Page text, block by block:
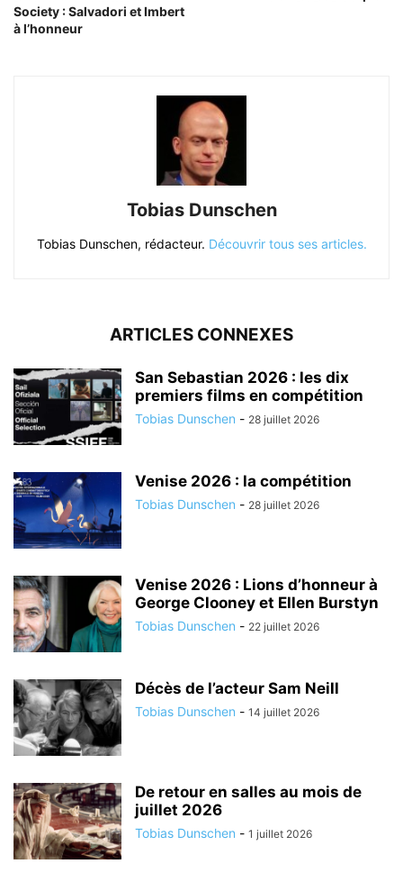
Society : Salvadori et Imbert
à l’honneur
Tobias Dunschen
Tobias Dunschen, rédacteur. Découvrir tous ses articles.
ARTICLES CONNEXES
San Sebastian 2026 : les dix
premiers films en compétition
Tobias Dunschen - 28 juillet 2026
Venise 2026 : la compétition
Tobias Dunschen - 28 juillet 2026
Venise 2026 : Lions d’honneur à
George Clooney et Ellen Burstyn
Tobias Dunschen - 22 juillet 2026
Décès de l’acteur Sam Neill
Tobias Dunschen - 14 juillet 2026
De retour en salles au mois de
juillet 2026
Tobias Dunschen - 1 juillet 2026